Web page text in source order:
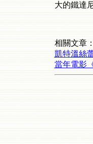
大的鐵達
相關文章：
凱特溫絲
當年電影